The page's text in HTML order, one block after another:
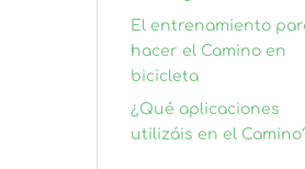
El entrenamiento
hacer el Camino en
bicicleta
¿Qué aplicaciones
utilizáis en el